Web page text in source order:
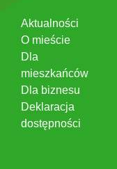
Aktualności
O mieście
Dla
mieszkańców
Dla biznesu
Deklaracja
dostępności